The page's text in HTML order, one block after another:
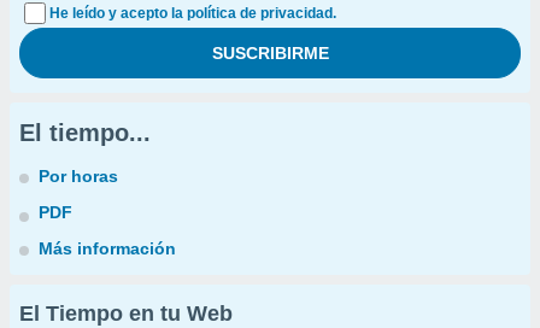
He leído y acepto la política de privacidad.
El tiempo...
Por horas
PDF
Más información
El Tiempo en tu Web